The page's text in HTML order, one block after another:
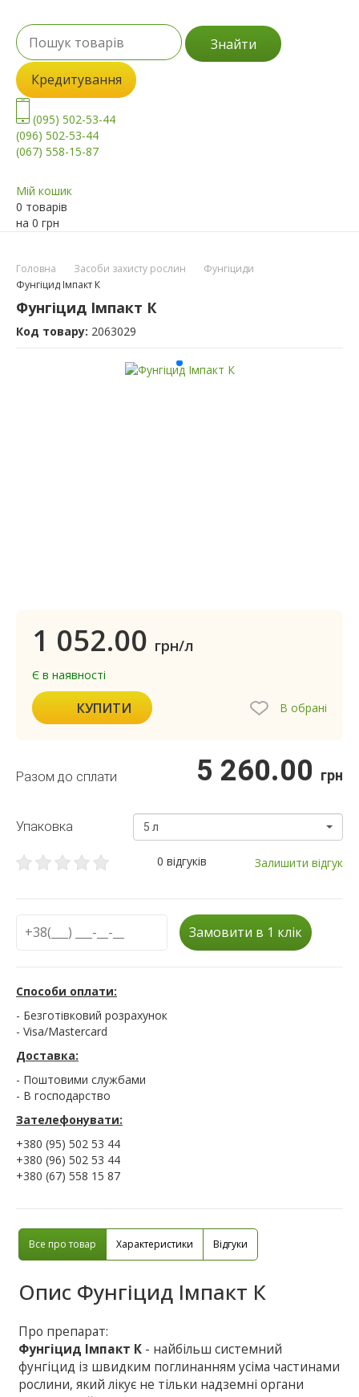
Знайти
Кредитування
(095) 502-53-44
(096) 502-53-44
(067) 558-15-87
Мій кошик
0 товарів
на 0 грн
Головна Засоби захисту рослин
Фунгіциди
Фунгіцид Імпакт К
Фунгіцид Імпакт К
Код товару: 2063029
1 052.00 грн/л
Є в наявності
КУПИТИ В обрані
Разом до сплати 5 260.00 грн
Упаковка 5 л
0 відгуків Залишити відгук
Замовити в 1 клік
Способи оплати:
- Безготівковий розрахунок
- Visa/Mastercard
Доставка:
- Поштовими службами
- В господарство
Зателефонувати:
+380 (95) 502 53 44
+380 (96) 502 53 44
+380 (67) 558 15 87
Все про товар Характеристики Відгуки
Опис Фунгіцид Імпакт К
Про препарат:
Фунгіцид Імпакт К - найбільш системний
фунгіцид із швидким поглинанням усіма частинами
рослини, який лікує не тільки надземні органи